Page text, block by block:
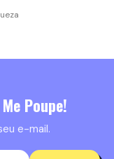
Poupe!
e-mail.